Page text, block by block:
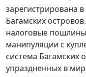
зарегистрирована
Багамских
налоговые
манипуляции с
система Багамских
упраздненных в